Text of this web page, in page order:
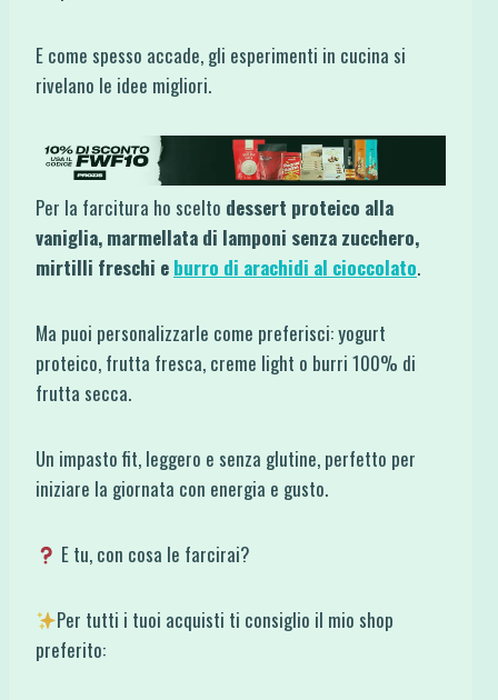
E come spesso accade, gli esperimenti in cucina si
rivelano le idee migliori.
Per la farcitura ho scelto dessert proteico alla
vaniglia, marmellata di lamponi senza zucchero,
mirtilli freschi e burro di arachidi al cioccolato.
Ma puoi personalizzarle come preferisci: yogurt
proteico, frutta fresca, creme light o burri 100% di
frutta secca.
Un impasto fit, leggero e senza glutine, perfetto per
iniziare la giornata con energia e gusto.
E tu, con cosa le farcirai?
Per tutti i tuoi acquisti ti consiglio il mio shop
preferito: